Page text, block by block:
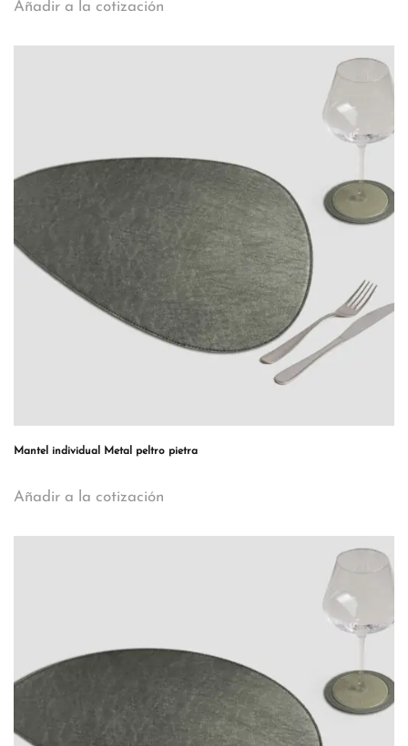
Añadir a la cotización
Mantel individual Metal peltro pietra
Añadir a la cotización